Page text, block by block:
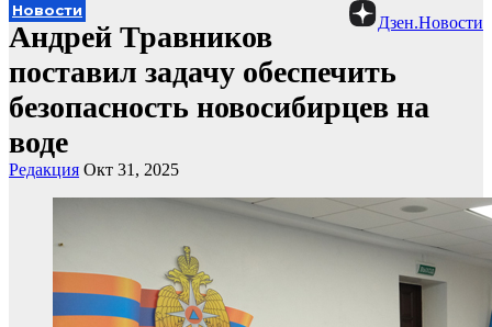
Дзен.Новости
Новости
Андрей Травников
поставил задачу обеспечить
безопасность новосибирцев на
воде
Редакция Окт 31, 2025